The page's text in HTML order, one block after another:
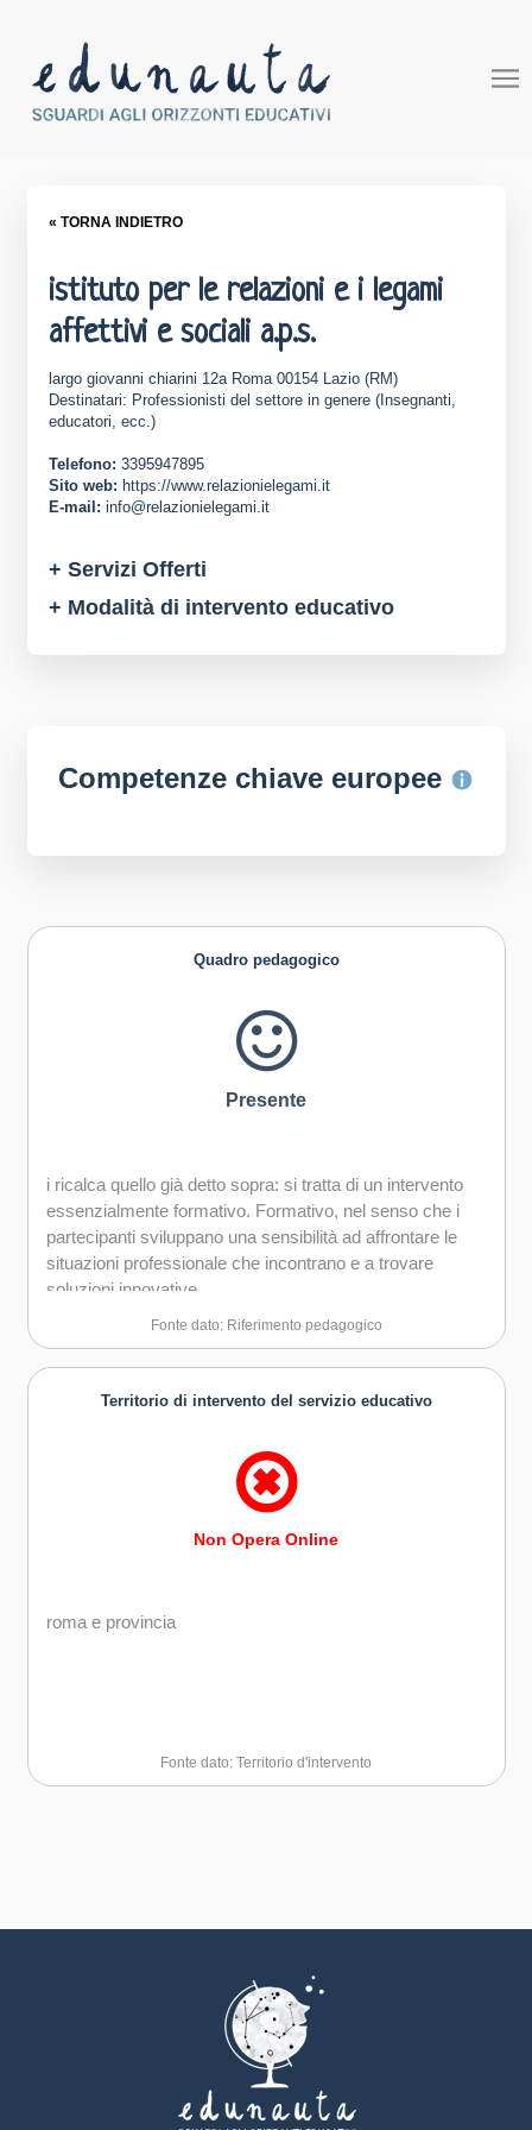
« TORNA INDIETRO
istituto per le relazioni e i legami
affettivi e sociali a.p.s.
largo giovanni chiarini 12a Roma 00154 Lazio (RM)
Destinatari: Professionisti del settore in genere (Insegnanti,
educatori, ecc.)
Telefono: 3395947895
Sito web: https://www.relazionielegami.it
E-mail: info@relazionielegami.it
+ Servizi Offerti
+ Modalità di intervento educativo
Competenze chiave europee
Quadro pedagogico
Presente
i ricalca quello già detto sopra: si tratta di un intervento
essenzialmente formativo. Formativo, nel senso che i
partecipanti sviluppano una sensibilità ad affrontare le
situazioni professionale che incontrano e a trovare
soluzioni innovative.
Fonte dato: Riferimento pedagogico
Territorio di intervento del servizio educativo
Non Opera Online
roma e provincia
Fonte dato: Territorio d'intervento